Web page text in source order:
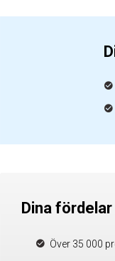
Dina fördelar
Över 35 000